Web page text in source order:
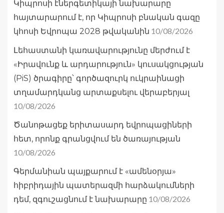
Կիպրոսի էներգետիկայի նախարարը
հայտարարում է, որ Կիպրոսի բնական գազը
կհոսի Եվրոպա 2028 թվականին 10/08/2026
Լեհաստանի կառավարությունը մերժում է
«Իրավունք և արդարություն» կուսակցության
(PiS) ծրագիրը՝ գործազուրկ ուկրաինացի
տղամարդկանց արտաքսելու վերաբերյալ
10/08/2026
Ծանոթացեք երիտասարդ եվրոպացիների
հետ, որոնք գրանցվում են ծառայության
10/08/2026
Գերմանիան պայքարում է «ամենօրյա»
հիբրիդային պատերազմի հարձակումների
դեմ, զգուշացնում է նախարարը 10/08/2026